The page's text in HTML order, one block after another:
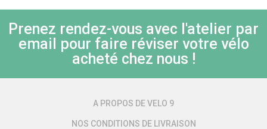
Prenez rendez-vous avec l'atelier par
email pour faire réviser votre vélo
acheté chez nous !
A PROPOS DE VELO 9
NOS CONDITIONS DE LIVRAISON